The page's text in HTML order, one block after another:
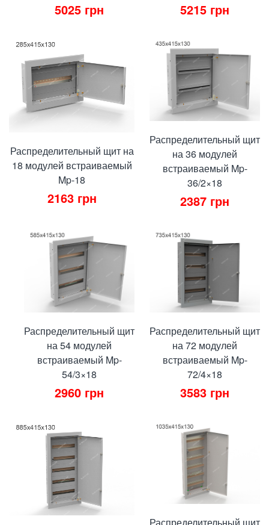
5025 грн 5215 грн
Распределительный щит на
18 модулей встраиваемый
Mp-18
2163 грн
Распределительный щит
на 36 модулей
встраиваемый Mp-
36/2×18
2387 грн
Распределительный щит
на 54 модулей
встраиваемый Mp-
54/3×18
2960 грн
Распределительный щит
на 72 модулей
встраиваемый Mp-
72/4×18
3583 грн